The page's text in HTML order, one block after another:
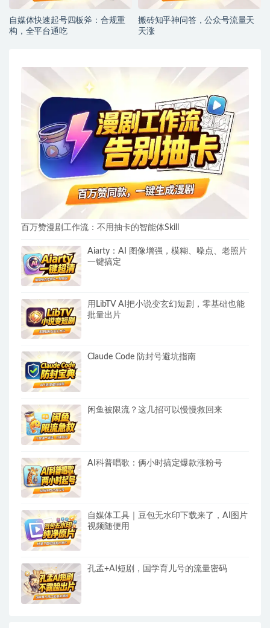
自媒体快速起号四板斧：合规重
构，全平台通吃
搬砖知乎神问答，公众号流量天
天涨
百万赞漫剧工作流：不用抽卡的智能体Skill
Aiarty：AI 图像增强，模糊、噪点、老照片
一键搞定
用LibTV AI把小说变玄幻短剧，零基础也能
批量出片
Claude Code 防封号避坑指南
闲鱼被限流？这几招可以慢慢救回来
AI科普唱歌：俩小时搞定爆款涨粉号
自媒体工具｜豆包无水印下载来了，AI图片
视频随便用
孔孟+AI短剧，国学育儿号的流量密码